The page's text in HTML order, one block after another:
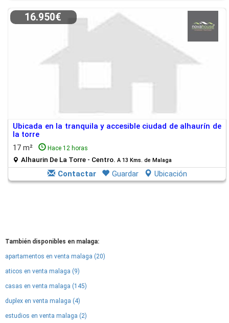
16.950€
Ubicada en la tranquila y accesible ciudad de alhaurín de
la torre
17 m²
Hace 12 horas
Alhaurin De La Torre - Centro. A 13 Kms. de Malaga
Contactar Guardar Ubicación
También disponibles en malaga:
apartamentos en venta malaga (20)
aticos en venta malaga (9)
casas en venta malaga (145)
duplex en venta malaga (4)
estudios en venta malaga (2)